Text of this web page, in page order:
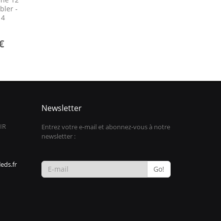
-
Newsletter
Entrez votre e-mail et abonnez-vous à notre
newsletter :
Go!